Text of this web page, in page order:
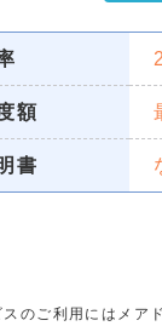
額
書
のご利用にはメア